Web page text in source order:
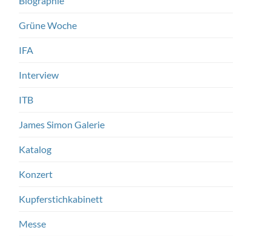
Grüne Woche
IFA
Interview
ITB
James Simon Galerie
Katalog
Konzert
Kupferstichkabinett
Messe